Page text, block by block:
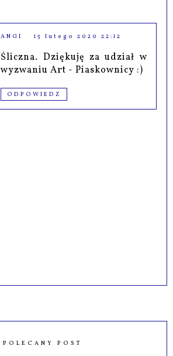
ANGI 15 lutego 2020 22:12
Śliczna. Dziękuję za udział w
wyzwaniu Art - Piaskownicy :)
ODPOWIEDZ
POLECANY POST